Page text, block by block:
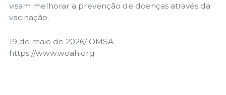
visam melhorar a prevenção de doenças através da
vacinação.
19 de maio de 2026/ OMSA.
https://www.woah.org